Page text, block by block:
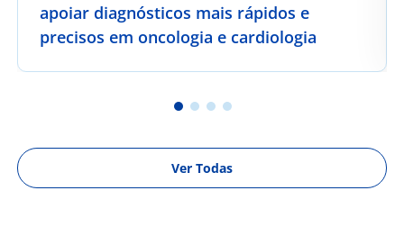
apoiar diagnósticos mais rápidos e
precisos em oncologia e cardiologia
Ver Todas